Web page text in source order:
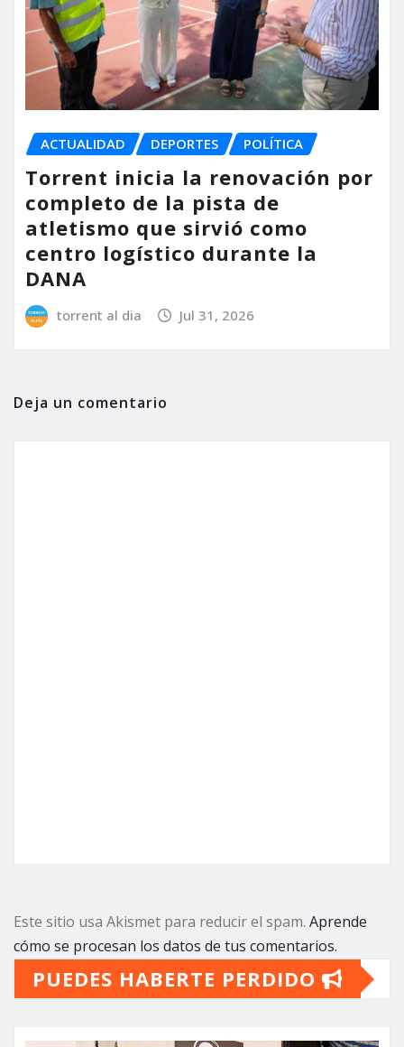
ACTUALIDAD DEPORTES POLÍTICA
Torrent inicia la renovación por
completo de la pista de
atletismo que sirvió como
centro logístico durante la
DANA
torrent al dia Jul 31, 2026
Deja un comentario
Este sitio usa Akismet para reducir el spam. Aprende
cómo se procesan los datos de tus comentarios.
PUEDES HABERTE PERDIDO